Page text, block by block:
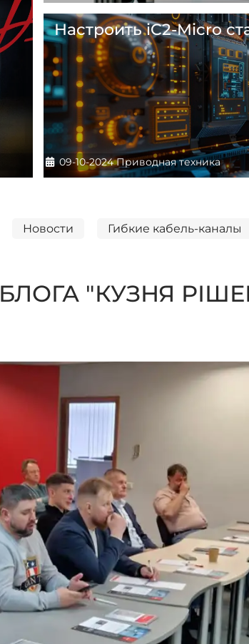
Настроить iC2-Micro
Информация о материале
09-10-2024Приводная техника
Новости Гибкие кабель-каналы
"КУЗНЯ